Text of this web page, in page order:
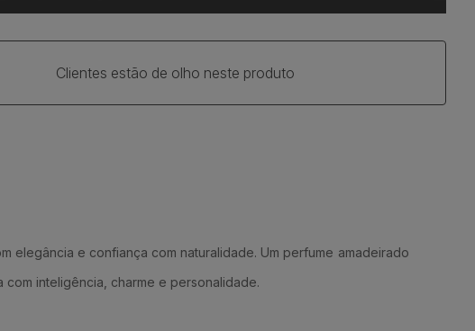
Clientes estão de olho neste produto
elegância e confiança com naturalidade. Um perfume amadeirado
inteligência, charme e personalidade.